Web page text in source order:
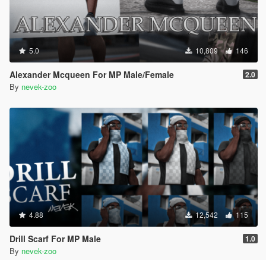
5.0 10,809 146
Alexander Mcqueen For MP Male/Female 2.0
By nevek-zoo
4.88 12,542 115
Drill Scarf For MP Male 1.0
By nevek-zoo